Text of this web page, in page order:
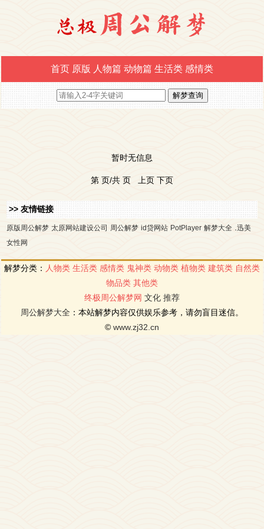
首页 原版 人物篇 动物篇 生活类 感情类
暂时无信息
第 页/共 页 上页 下页
>> 友情链接
原版周公解梦 太原网站建设公司 周公解梦 id贷网站 PotPlayer 解梦大全
迅美
女性网
解梦分类： 人物类 生活类 感情类 鬼神类 动物类 植物类 建筑类 自然类
物品类 其他类
终极周公解梦网 文化 推荐
周公解梦大全 ：本站解梦内容仅供娱乐参考，请勿盲目迷信。
© www.zj32.cn